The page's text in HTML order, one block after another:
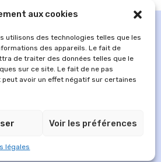
aux cookies
utilisons des technologies telles que les
des appareils. Le fait de
de traiter des données telles que le
sur ce site. Le fait de ne pas
avoir un effet négatif sur certaines
Voir les préférences
légales